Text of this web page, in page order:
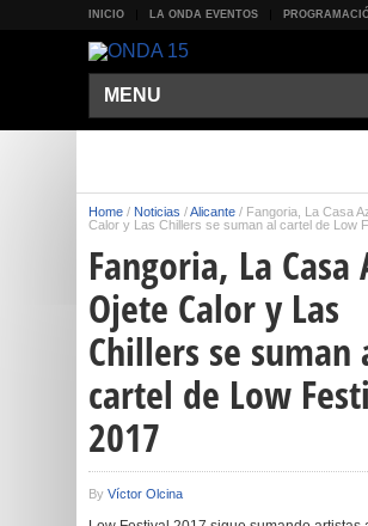
INICIO LA ONDA EVENTOS
MENU
Home / Noticias /Alicante / Fangoria, La Casa
Calor y Las Chillers se suman al cartel de Low
Fangoria, La Casa
Ojete Calor y Las
Chillers se suman
cartel de Low
2017
By Víctor Olcina